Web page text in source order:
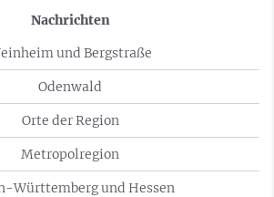
Nachrichten
und Bergstraße
Odenwald
Orte der Region
Metropolregion
Württemberg und Hessen